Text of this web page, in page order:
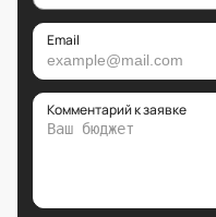
Email
Комментарий к заявке